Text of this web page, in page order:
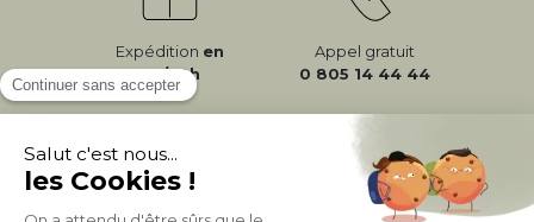
Expédition en
24/72h
Appel gratuit
0 805 14 44 44
À PROPOS DE MILIBOO